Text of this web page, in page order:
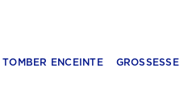
TOMBER ENCEINTE GROSSESSE